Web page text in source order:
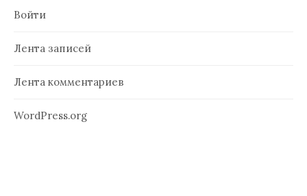
Войти
Лента записей
Лента комментариев
WordPress.org